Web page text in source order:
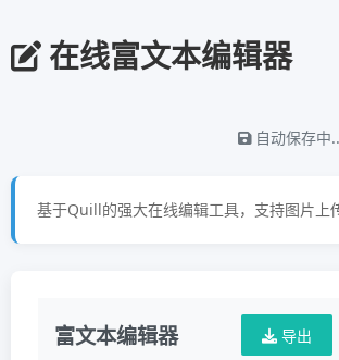
在线富文本编辑器
自动保存中
基于Quill的强大在线编辑工具，支持图片上
富文本编辑器 导出